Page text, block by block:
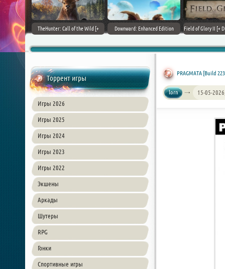
(2017)
TheHunter: Call of the Wild [+
Downward: Enhanced Edition
Field of Glory II [+
Торрент игры
Игры 2026
Игры 2025
Игры 2024
Игры 2023
Игры 2022
Экшены
Аркады
Шутеры
RPG
Гонки
Спортивные игры
PRAGMATA [Build
lorn 15-05-